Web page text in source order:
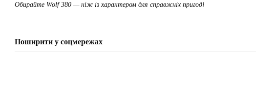
Обирайте Wolf 380 — ніж із характером для справжніх пригод!
Поширити у соцмережах